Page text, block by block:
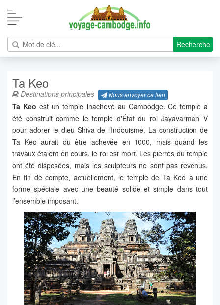
Recherche
Ta Keo
Destinations principales Nous envoyer ce lien
Ta Keo est un temple inachevé au Cambodge. Ce temple a
été construit comme le temple d'État du roi Jayavarman V
pour adorer le dieu Shiva de l’Indouisme. La construction de
Ta Keo aurait du être achevée en 1000, mais quand les
travaux étaient en cours, le roi est mort. Les pierres du temple
ont été disposées, mais les sculpteurs ne sont pas revenus.
En fin de compte, actuellement, le temple de Ta Keo a une
forme spéciale avec une beauté solide et simple dans tout
l’ensemble imposant.